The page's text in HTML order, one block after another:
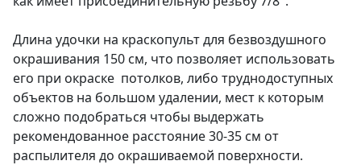
Длина удочки на краскопульт для безвоздушного
окрашивания 150 см, что позволяет использовать
его при окраске потолков, либо труднодоступных
объектов на большом удалении, мест к которым
сложно подобраться чтобы выдержать
рекомендованное расстояние 30-35 см от
распылителя до окрашиваемой поверхности.